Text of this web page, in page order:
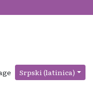
Srpski (latinica)